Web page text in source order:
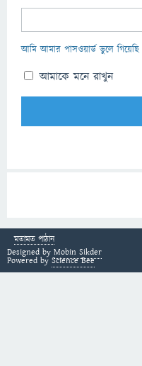
আমি আমার পাসওয়ার্ড ভুলে গিয়েছি
আমাকে মনে রাখুন
মতামত পাঠান
Designed by Mobin Sikder
Powered by Science Bee